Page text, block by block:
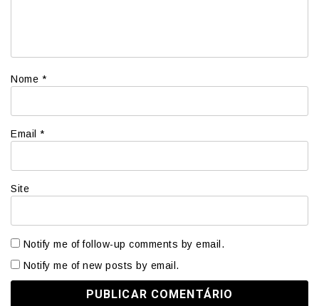
Nome *
Email *
Site
Notify me of follow-up comments by email.
Notify me of new posts by email.